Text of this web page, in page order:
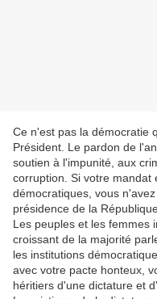
Ce n'est pas la démocratie
Président. Le pardon de
soutien à l'impunité, aux
corruption. Si votre mandat
démocratiques, vous
présidence de la
Les peuples et les femmes
croissant de la majorité
les institutions
avec votre pacte honteux,
héritiers d'une dictature et